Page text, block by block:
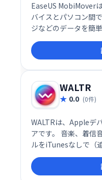
EaseUS MobiMover
バイスとパソコン間
ジなどのデータを簡
なデータをスムーズ
理を効率化します。
WALTR
0.0 (0件)
WALTRは、Appleデ
アです。 音楽、着信
ルをiTunesなしで（
イスにドラッグアン